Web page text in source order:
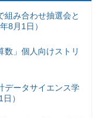
組み合わせ抽選会と
8月1日）
数」個人向けストリ
データサイエンス学
）